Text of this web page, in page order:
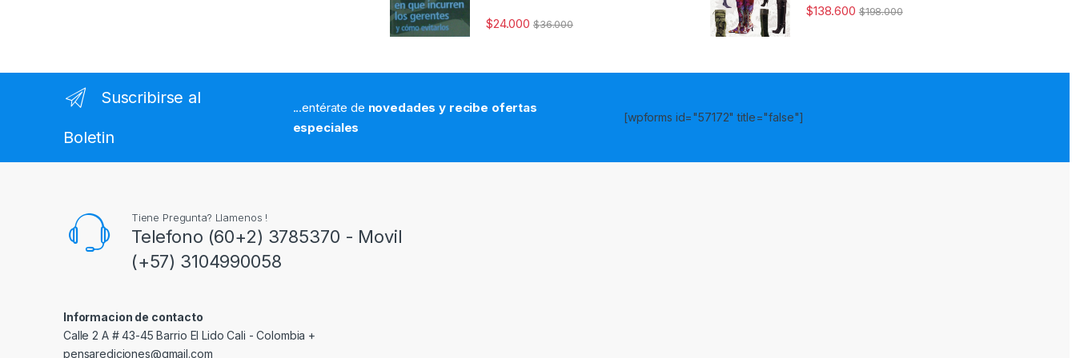
$24.000 $36.000
$138.600 $198.000
Suscribirse al
Boletin
...entérate de novedades y recibe ofertas
especiales
[wpforms id="57172" title="false"]
Tiene Pregunta? Llamenos !
Telefono (60+2) 3785370 - Movil
(+57) 3104990058
Informacion de contacto
Calle 2 A # 43-45 Barrio El Lido Cali - Colombia +
pensarediciones@gmail.com